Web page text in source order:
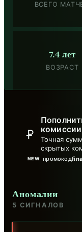
ВСЕГО
7.4 лет
ВОЗРАСТ
NEW промокод
комиссии
Точная
скрытых
Аномалии
5 СИГНАЛОВ